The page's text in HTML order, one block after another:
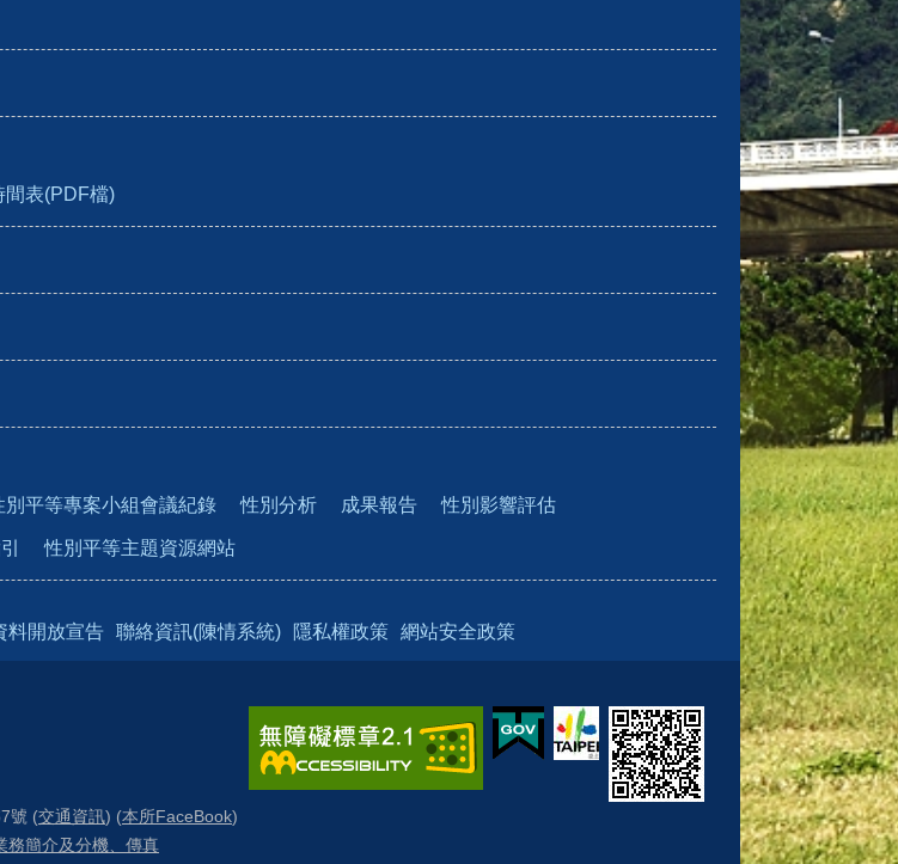
間表(PDF檔)
別平等專案小組會議紀錄 性別分析 成果報告 性別影響評估
性別平等主題資源網站
料開放宣告 聯絡資訊(陳情系統) 隱私權政策 網站安全政策
號 (交通資訊) (本所FaceBook)
務簡介及分機、傳真